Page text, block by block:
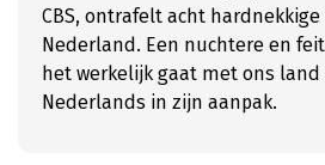
CBS, ontrafelt acht
Nederland. Een nuchtere en
het werkelijk gaat met ons
Nederlands in zijn aanpak.